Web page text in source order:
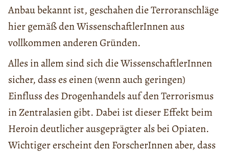
Anbau bekannt ist, geschahen die Terroranschläge
hier gemäß den WissenschaftlerInnen aus
vollkommen anderen Gründen.
Alles in allem sind sich die WissenschaftlerInnen
sicher, dass es einen (wenn auch geringen)
Einfluss des Drogenhandels auf den Terrorismus
in Zentralasien gibt. Dabei ist dieser Effekt beim
Heroin deutlicher ausgeprägter als bei Opiaten.
Wichtiger erscheint den ForscherInnen aber, dass